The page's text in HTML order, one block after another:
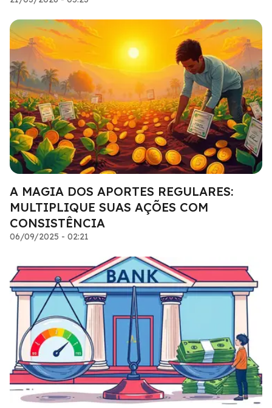
A MAGIA DOS APORTES REGULARES:
MULTIPLIQUE SUAS AÇÕES COM
CONSISTÊNCIA
06/09/2025 - 02:21